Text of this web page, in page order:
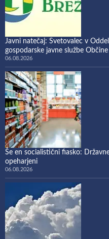
Javni natečaj: Svetovalec v
gospodarske javne službe
06.08.2026
Še en socialistični fiasko:
opeharjeni
06.08.2026